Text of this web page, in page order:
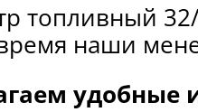
топливный
наши
удобные